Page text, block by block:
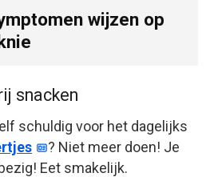
wijzen op
snacken
schuldig voor het dagelijks
? Niet meer doen! Je
Eet smakelijk.